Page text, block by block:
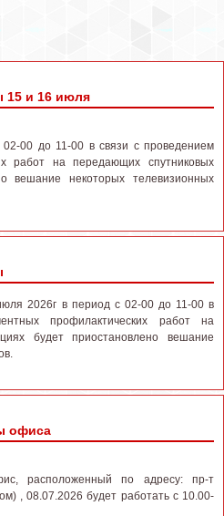
15 и 16 июля
00 до 11-00 в связи с проведением
работ на передающих спутниковых
вешание некоторых телевизионных
2026г в период с 02-00 до 11-00 в
профилактических работ на
будет приостановлено вешание
офиса
расположенный по адресу: пр-т
, 08.07.2026 будет работать с 10.00-